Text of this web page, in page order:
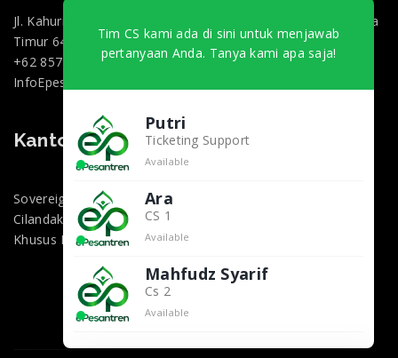
Jl. Kahuripan 47, Doko, Kec. Ngasem, Kabupaten Kediri, Jawa
Timur 64182
+62 857-0130-3000
InfoEpesantren@gmail.com
Kantor Marketing Jakarta
Sovereign Plaza, Jl. TB Simatupang No.36 1, RT.1/RW.2,
Cilandak Bar., Kec. Cilandak, Kota Jakarta Selatan, Daerah
Khusus Ibukota Jakarta 12430
Tim CS kami ada di sini untuk menjawab
pertanyaan Anda. Tanya kami apa saja!
Putri
Ticketing Support
Available
Ara
CS 1
Available
Mahfudz Syarif
Cs 2
Available